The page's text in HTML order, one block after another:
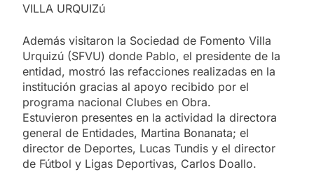
VILLA URQUIZú
Además visitaron la Sociedad de Fomento Villa
Urquizú (SFVU) donde Pablo, el presidente de la
entidad, mostró las refacciones realizadas en la
institución gracias al apoyo recibido por el
programa nacional Clubes en Obra.
Estuvieron presentes en la actividad la directora
general de Entidades, Martina Bonanata; el
director de Deportes, Lucas Tundis y el director
de Fútbol y Ligas Deportivas, Carlos Doallo.